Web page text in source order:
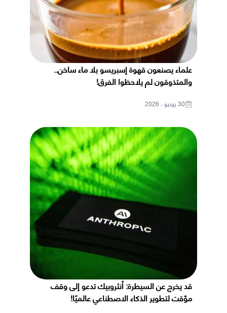
علماء يصنعون قهوة إسبريسو بلا ماء ساخن..
والمتذوقون لم يلاحظوا الفرق!
30 يونيو ، 2026
قد يخرج عن السيطرة: أنثروبيك تدعو إلى وقف
مؤقت لتطوير الذكاء الاصطناعي عالميًا!